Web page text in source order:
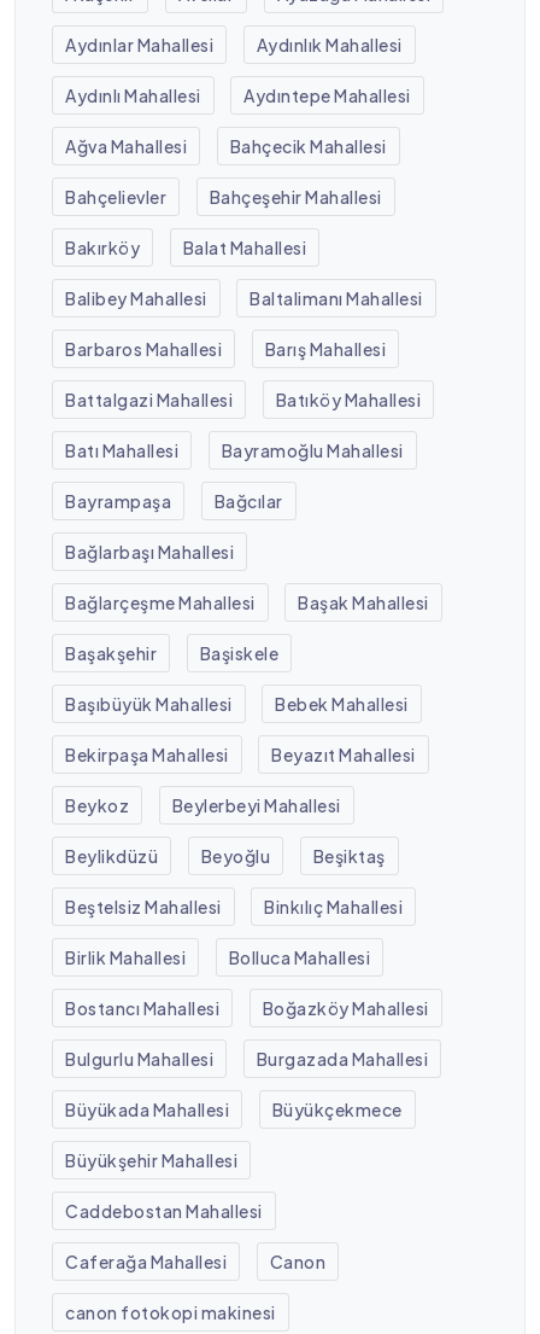
Aydınlar Mahallesi Aydınlık Mahallesi
Aydınlı Mahallesi Aydıntepe Mahallesi
Ağva Mahallesi Bahçecik Mahallesi
Bahçelievler Bahçeşehir Mahallesi
Bakırköy Balat Mahallesi
Balibey Mahallesi Baltalimanı Mahallesi
Barbaros Mahallesi Barış Mahallesi
Battalgazi Mahallesi Batıköy Mahallesi
Batı Mahallesi Bayramoğlu Mahallesi
Bayrampaşa Bağcılar
Bağlarbaşı Mahallesi
Bağlarçeşme Mahallesi Başak Mahallesi
Başakşehir Başiskele
Başıbüyük Mahallesi Bebek Mahallesi
Bekirpaşa Mahallesi Beyazıt Mahallesi
Beykoz Beylerbeyi Mahallesi
Beylikdüzü Beyoğlu Beşiktaş
Beştelsiz Mahallesi Binkılıç Mahallesi
Birlik Mahallesi Bolluca Mahallesi
Bostancı Mahallesi Boğazköy Mahallesi
Bulgurlu Mahallesi Burgazada Mahallesi
Büyükada Mahallesi Büyükçekmece
Büyükşehir Mahallesi
Caddebostan Mahallesi
Caferağa Mahallesi Canon
canon fotokopi makinesi